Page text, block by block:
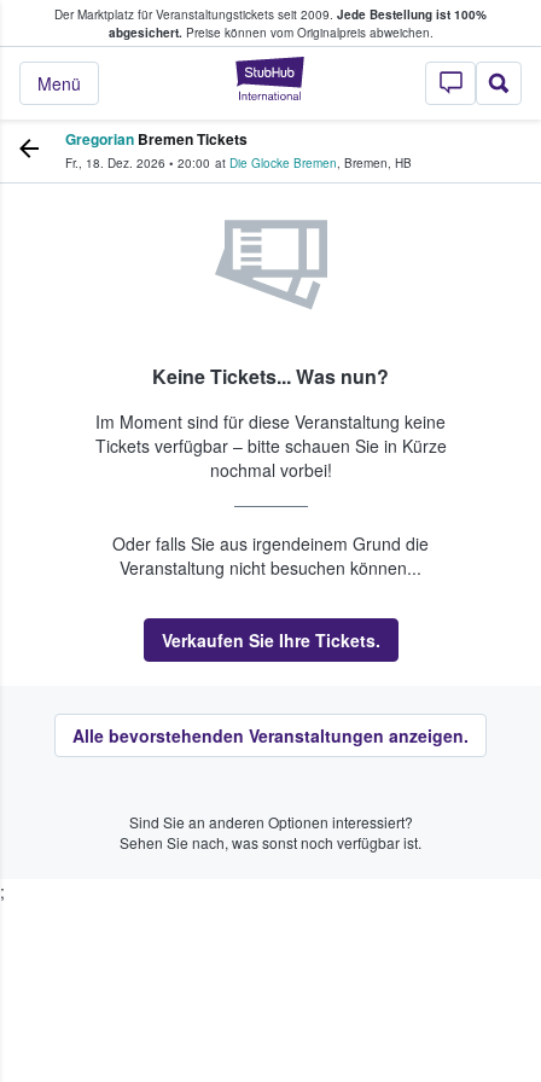
Der Marktplatz für Veranstaltungstickets seit 2009. Jede Bestellung ist 100%
abgesichert.Preise können vom Originalpreis abweichen.
StubHub - Wo
Menü
Tickets kaufen & verkaufen
Gregorian Bremen Tickets
Fr., 18. Dez. 2026 • 20:00 at Die Glocke Bremen, Bremen, HB
Keine Tickets... Was nun?
Im Moment sind für diese Veranstaltung keine
Tickets verfügbar – bitte schauen Sie in Kürze
nochmal vorbei!
Oder falls Sie aus irgendeinem Grund die
Veranstaltung nicht besuchen können...
Verkaufen Sie Ihre Tickets.
Alle bevorstehenden Veranstaltungen anzeigen.
Sind Sie an anderen Optionen interessiert?
Sehen Sie nach, was sonst noch verfügbar ist.
;